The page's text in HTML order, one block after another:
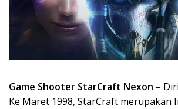
Game Shooter StarCraft Nexon –
Ke Maret 1998, StarCraft merupakan